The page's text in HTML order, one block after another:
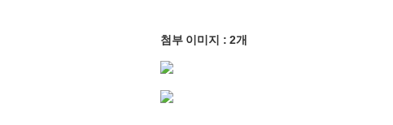
첨부 이미지 : 2개